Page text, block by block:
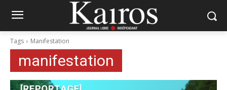
Tags Manifestation
manifestation